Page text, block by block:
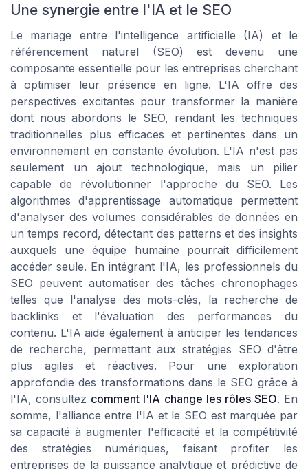
Une synergie entre l'IA et le SEO
Le mariage entre l'intelligence artificielle (IA) et le
référencement naturel (SEO) est devenu une
composante essentielle pour les entreprises cherchant
à optimiser leur présence en ligne. L'IA offre des
perspectives excitantes pour transformer la manière
dont nous abordons le SEO, rendant les techniques
traditionnelles plus efficaces et pertinentes dans un
environnement en constante évolution. L'IA n'est pas
seulement un ajout technologique, mais un pilier
capable de révolutionner l'approche du SEO. Les
algorithmes d'apprentissage automatique permettent
d'analyser des volumes considérables de données en
un temps record, détectant des patterns et des insights
auxquels une équipe humaine pourrait difficilement
accéder seule. En intégrant l'IA, les professionnels du
SEO peuvent automatiser des tâches chronophages
telles que l'analyse des mots-clés, la recherche de
backlinks et l'évaluation des performances du
contenu. L'IA aide également à anticiper les tendances
de recherche, permettant aux stratégies SEO d'être
plus agiles et réactives. Pour une exploration
approfondie des transformations dans le SEO grâce à
l'IA, consultez comment l'IA change les rôles SEO. En
somme, l'alliance entre l'IA et le SEO est marquée par
sa capacité à augmenter l'efficacité et la compétitivité
des stratégies numériques, faisant profiter les
entreprises de la puissance analytique et prédictive de